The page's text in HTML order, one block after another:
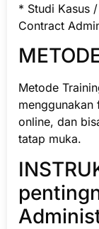
* Studi Kasus
Contract
Metode
online, dan
tatap muka.